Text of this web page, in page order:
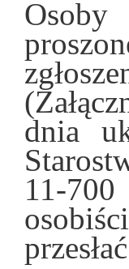
Osoby
dnia
11-